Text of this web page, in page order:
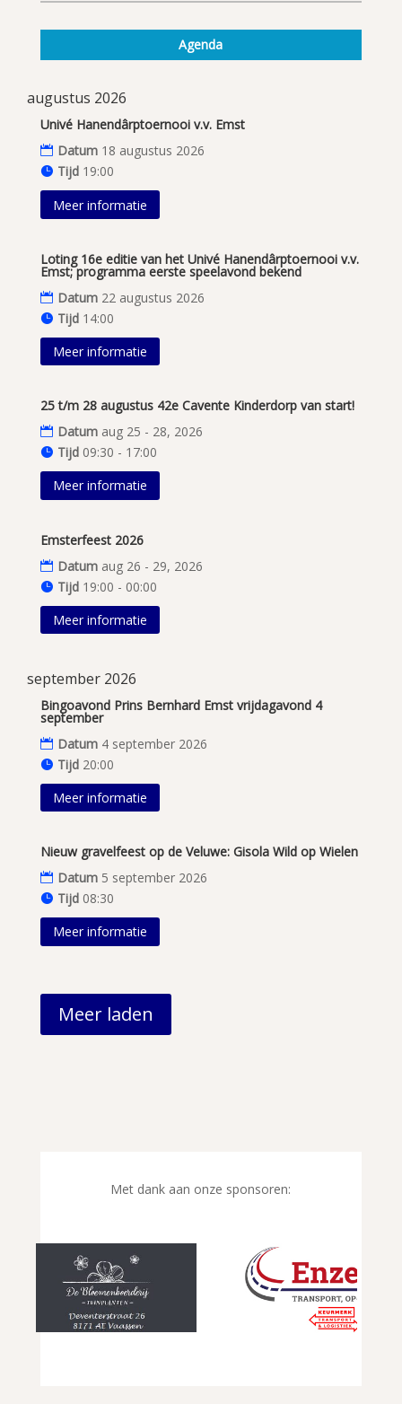
Agenda
augustus 2026
Univé Hanendârptoernooi v.v. Emst
Datum 18 augustus 2026
Tijd 19:00
Meer informatie
Loting 16e editie van het Univé Hanendârptoernooi v.v.
Emst; programma eerste speelavond bekend
Datum 22 augustus 2026
Tijd 14:00
Meer informatie
25 t/m 28 augustus 42e Cavente Kinderdorp van start!
Datum aug 25 - 28, 2026
Tijd 09:30 - 17:00
Meer informatie
Emsterfeest 2026
Datum aug 26 - 29, 2026
Tijd 19:00 - 00:00
Meer informatie
september 2026
Bingoavond Prins Bernhard Emst vrijdagavond 4
september
Datum 4 september 2026
Tijd 20:00
Meer informatie
Nieuw gravelfeest op de Veluwe: Gisola Wild op Wielen
Datum 5 september 2026
Tijd 08:30
Meer informatie
Meer laden
Met dank aan onze sponsoren: